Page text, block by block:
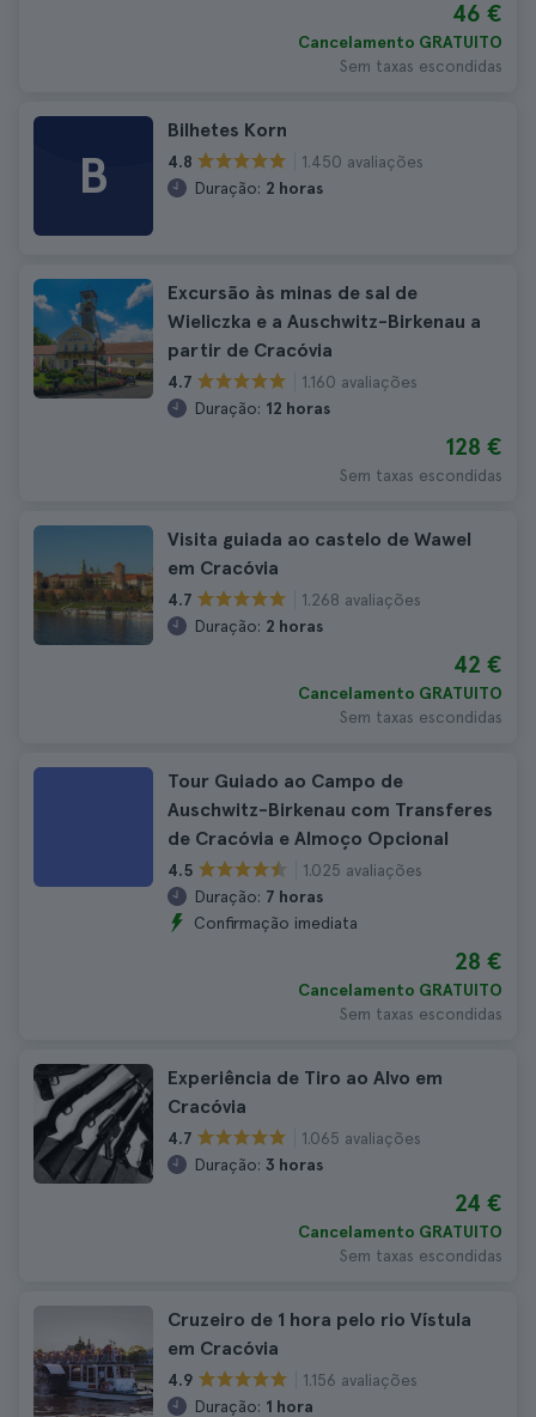
46 €
Cancelamento GRATUITO
Sem taxas escondidas
B
Bilhetes Korn
4.8
1.450 avaliações
Duração: 2 horas
Excursão às minas de sal de
Wieliczka e a Auschwitz-Birkenau a
partir de Cracóvia
4.7
1.160 avaliações
Duração: 12 horas
128 €
Sem taxas escondidas
Visita guiada ao castelo de Wawel
em Cracóvia
4.7
1.268 avaliações
Duração: 2 horas
42 €
Cancelamento GRATUITO
Sem taxas escondidas
Tour Guiado ao Campo de
Auschwitz-Birkenau com Transferes
de Cracóvia e Almoço Opcional
4.5
1.025 avaliações
Duração: 7 horas
Confirmação imediata
28 €
Cancelamento GRATUITO
Sem taxas escondidas
Experiência de Tiro ao Alvo em
Cracóvia
4.7
1.065 avaliações
Duração: 3 horas
24 €
Cancelamento GRATUITO
Sem taxas escondidas
Cruzeiro de 1 hora pelo rio Vístula
em Cracóvia
4.9
1.156 avaliações
Duração: 1 hora